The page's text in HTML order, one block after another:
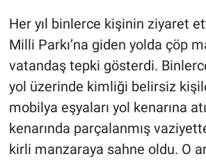
Her yıl binlerce kişinin ziyaret
Milli Parkı’na giden yolda çöp
vatandaş tepki gösterdi.
yol üzerinde kimliği belirsiz
mobilya eşyaları yol kenarına
kenarında parçalanmış
kirli manzaraya sahne oldu. O